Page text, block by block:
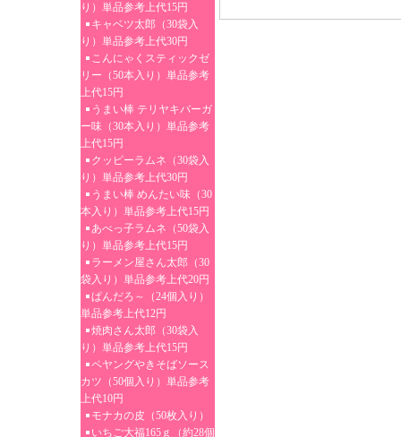
り）単品参考上代15円
キャベツ太郎（30袋入
り）単品参考上代30円
こんにゃくスティックゼ
リー（50本入り）単品参考
上代15円
うまい棒 テリヤキバーガ
ー味（30本入り）単品参考
上代15円
クッピーラムネ（30袋入
り）単品参考上代30円
うまい棒 めんたい味（30
本入り）単品参考上代15円
あべっ子ラムネ（50袋入
り）単品参考上代15円
ラーメン屋さん太郎（30
袋入り）単品参考上代20円
ぱんだろ～（24個入り）
単品参考上代12円
焼肉さん太郎（30袋入
り）単品参考上代15円
ペヤングやきそばソース
カツ（50個入り）単品参考
上代10円
モナカの皮（50枚入り）
いちご大福165ｇ（約28個